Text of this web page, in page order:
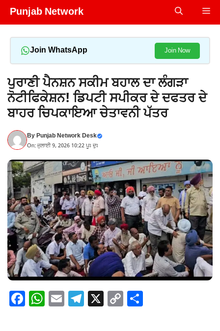
Skip
Punjab Network
Join WhatsApp Join Now
ਪੁਰਾਣੀ ਪੈਨਸ਼ਨ ਸਕੀਮ ਬਹਾਲ ਦਾ ਲੰਗੜਾ
ਨੋਟੀਫਿਕੇਸ਼ਨ! ਡਿਪਟੀ ਸਪੀਕਰ ਦੇ ਦਫਤਰ ਦੇ
ਬਾਹਰ ਚਿਪਕਾਇਆ ਚੇਤਾਵਨੀ ਪੱਤਰ
ByPunjab Network Desk
On: ਜੁਲਾਈ 9, 2026 10:22 ਪੂਃ ਦੁਃ
F W E T X C